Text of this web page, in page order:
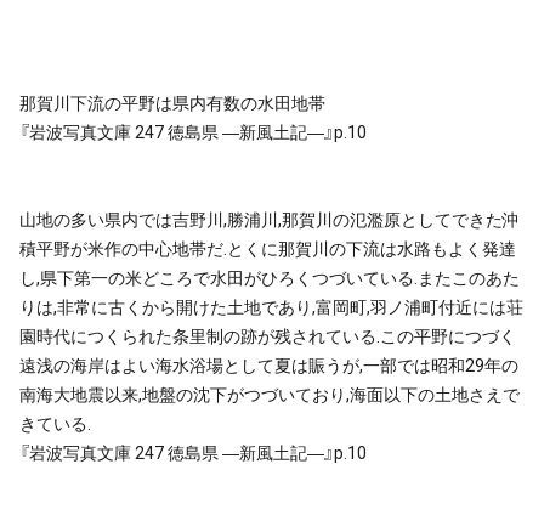
那賀川下流の平野は県内有数の水田地帯
『岩波写真文庫 247 徳島県 ―新風土記―』p.10
山地の多い県内では吉野川,勝浦川,那賀川の氾濫原としてできた沖
積平野が米作の中心地帯だ.とくに那賀川の下流は水路もよく発達
し,県下第一の米どころで水田がひろくつづいている.またこのあた
りは,非常に古くから開けた土地であり,富岡町,羽ノ浦町付近には荘
園時代につくられた条里制の跡が残されている.この平野につづく
遠浅の海岸はよい海水浴場として夏は賑うが,一部では昭和29年の
南海大地震以来,地盤の沈下がつづいており,海面以下の土地さえで
きている.
『岩波写真文庫 247 徳島県 ―新風土記―』p.10